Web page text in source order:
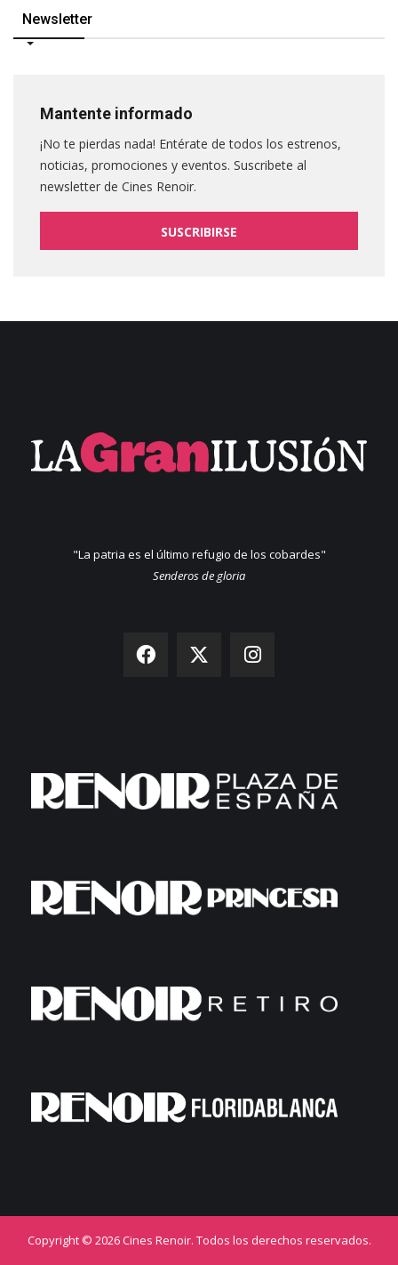
Newsletter
Mantente informado
¡No te pierdas nada! Entérate de todos los estrenos,
noticias, promociones y eventos. Suscribete al
newsletter de Cines Renoir.
SUSCRIBIRSE
"La patria es el último refugio de los cobardes"
Senderos de gloria
Copyright © 2026 Cines Renoir. Todos los derechos reservados.